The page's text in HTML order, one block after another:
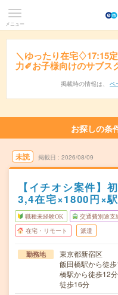
メニュー
＼ゆったり在宅♢17:15
力✐お子様向けのサブス
掲載時の情報は、 ペ
お探しの条
未読 掲載日 2026/08/09
【イチオシ案件】
3,4在宅×1800円×
職種未経験OK 交通費別途支
在宅・リモート 派遣
勤務地
東京都新宿区
飯田橋駅から徒
橋駅から徒歩12
徒歩16分